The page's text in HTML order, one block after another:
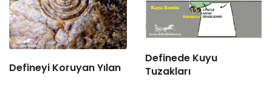
Defineyi Koruyan Yılan
Definede Kuyu
Tuzakları